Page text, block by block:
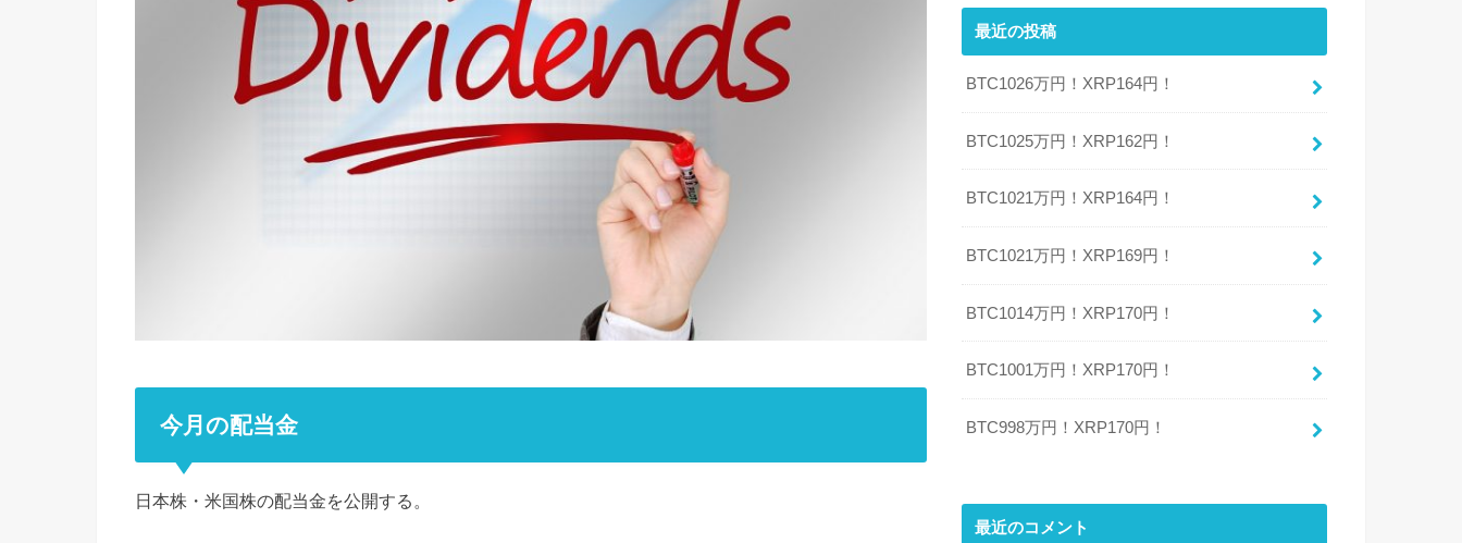
今月の配当金
日本株・米国株の配当金を公開する。
最近の投稿
BTC1026万円！XRP164円！
BTC1025万円！XRP162円！
BTC1021万円！XRP164円！
BTC1021万円！XRP169円！
BTC1014万円！XRP170円！
BTC1001万円！XRP170円！
BTC998万円！XRP170円！
最近のコメント